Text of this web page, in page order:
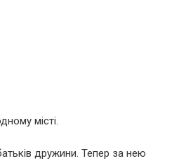
місті.
дружини. Тепер за нею